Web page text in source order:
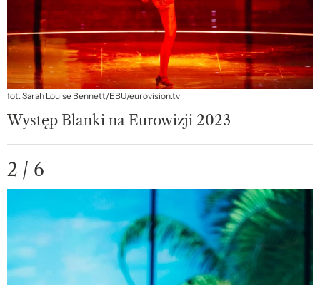
fot. Sarah Louise Bennett/EBU/eurovision.tv
Występ Blanki na Eurowizji 2023
2 / 6